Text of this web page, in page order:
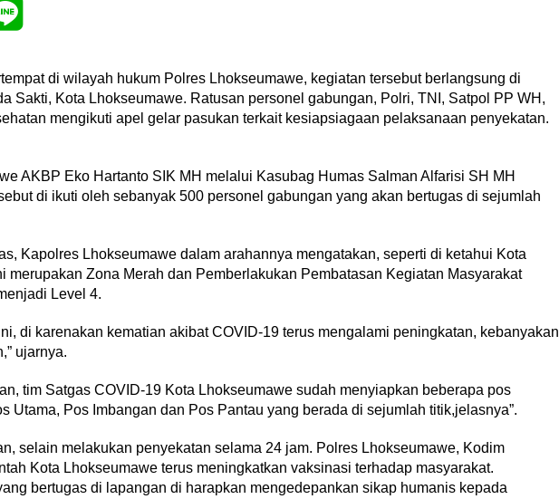
di wilayah hukum Polres Lhokseumawe, kegiatan tersebut berlangsung di
Sakti, Kota Lhokseumawe. Ratusan personel gabungan, Polri, TNI, Satpol PP WH,
mengikuti apel gelar pasukan terkait kesiapsiagaan pelaksanaan penyekatan.
AKBP Eko Hartanto SIK MH melalui Kasubag Humas Salman Alfarisi SH MH
di ikuti oleh sebanyak 500 personel gabungan yang akan bertugas di sejumlah
Kapolres Lhokseumawe dalam arahannya mengatakan, seperti di ketahui Kota
merupakan Zona Merah dan Pemberlakukan Pembatasan Kegiatan Masyarakat
Level 4.
di karenakan kematian akibat COVID-19 terus mengalami peningkatan, kebanyakan
ujarnya.
tim Satgas COVID-19 Kota Lhokseumawe sudah menyiapkan beberapa pos
Utama, Pos Imbangan dan Pos Pantau yang berada di sejumlah titik,jelasnya”.
selain melakukan penyekatan selama 24 jam. Polres Lhokseumawe, Kodim
Kota Lhokseumawe terus meningkatkan vaksinasi terhadap masyarakat.
bertugas di lapangan di harapkan mengedepankan sikap humanis kepada